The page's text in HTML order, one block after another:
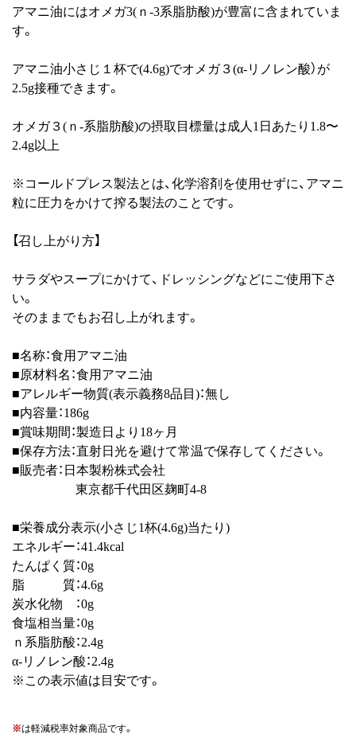
アマニ油にはオメガ3(ｎ-3系脂肪酸)が豊富に含まれていま
す。
アマニ油小さじ１杯で(4.6g)でオメガ３(α-リノレン酸）が
2.5g接種できます。
オメガ３(ｎ-系脂肪酸)の摂取目標量は成人1日あたり1.8〜
2.4g以上
※コールドプレス製法とは、化学溶剤を使用せずに、アマニ
粒に圧力をかけて搾る製法のことです。
【召し上がり方】
サラダやスープにかけて、ドレッシングなどにご使用下さ
い。
そのままでもお召し上がれます。
■名称：食用アマニ油
■原材料名：食用アマニ油
■アレルギー物質(表示義務8品目)：無し
■内容量：186g
■賞味期間：製造日より18ヶ月
■保存方法：直射日光を避けて常温で保存してください。
■販売者：日本製粉株式会社
東京都千代田区麹町4-8
■栄養成分表示(小さじ1杯(4.6g)当たり)
エネルギー：41.4kcal
たんぱく質：0g
脂 質：4.6g
炭水化物 ：0g
食塩相当量：0g
ｎ系脂肪酸：2.4g
α-リノレン酸：2.4g
※この表示値は目安です。
※は軽減税率対象商品です。